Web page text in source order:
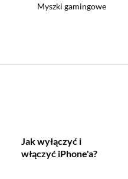
Myszki gamingowe
Jak wyłączyć i
włączyć iPhone'a?